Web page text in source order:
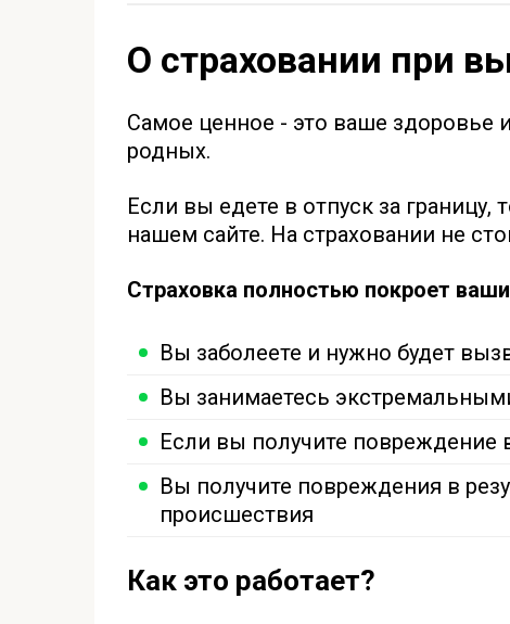
О страховании при
Самое ценное - это ваше здоровье
родных.
Если вы едете в отпуск за границу,
нашем сайте. На страховании не
Страховка полностью покроет
Вы заболеете и нужно будет
Вы занимаетесь
Если вы получите повреждение
Вы получите повреждения в
происшествия
Как это работает?